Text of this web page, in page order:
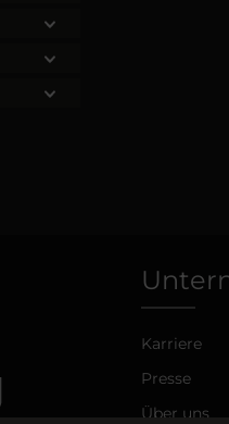
Karriere
Presse
Über uns